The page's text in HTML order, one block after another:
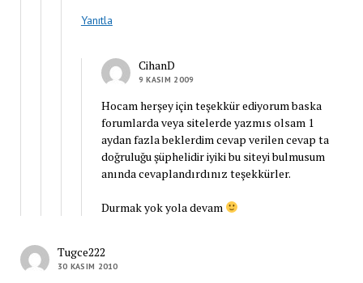
Yanıtla
CihanD
9 KASIM 2009
Hocam herşey için teşekkür ediyorum baska
forumlarda veya sitelerde yazmıs olsam 1
aydan fazla beklerdim cevap verilen cevap ta
doğruluğu şüphelidir iyiki bu siteyi bulmusum
anında cevaplandırdınız teşekkürler.
Durmak yok yola devam
Tugce222
30 KASIM 2010